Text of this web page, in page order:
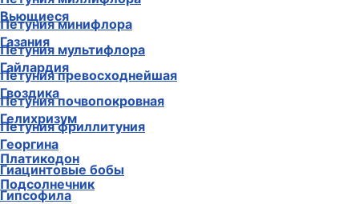
Петуния минифлора
Петуния мультифлора
Петуния превосходнейшая
Петуния почвопокровная
Петуния фриллитуния
Платикодон
Подсолнечник
Вьющиеся
Газания
Гайлардия
Гвоздика
Гелихризум
Георгина
Гиацинтовые бобы
Гипсофила